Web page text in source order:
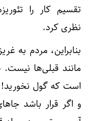
تقسیم کار را
نظری کرد.
بنابراین، مردم به
مانند قبلی‌ها
و اگر قرار باشد